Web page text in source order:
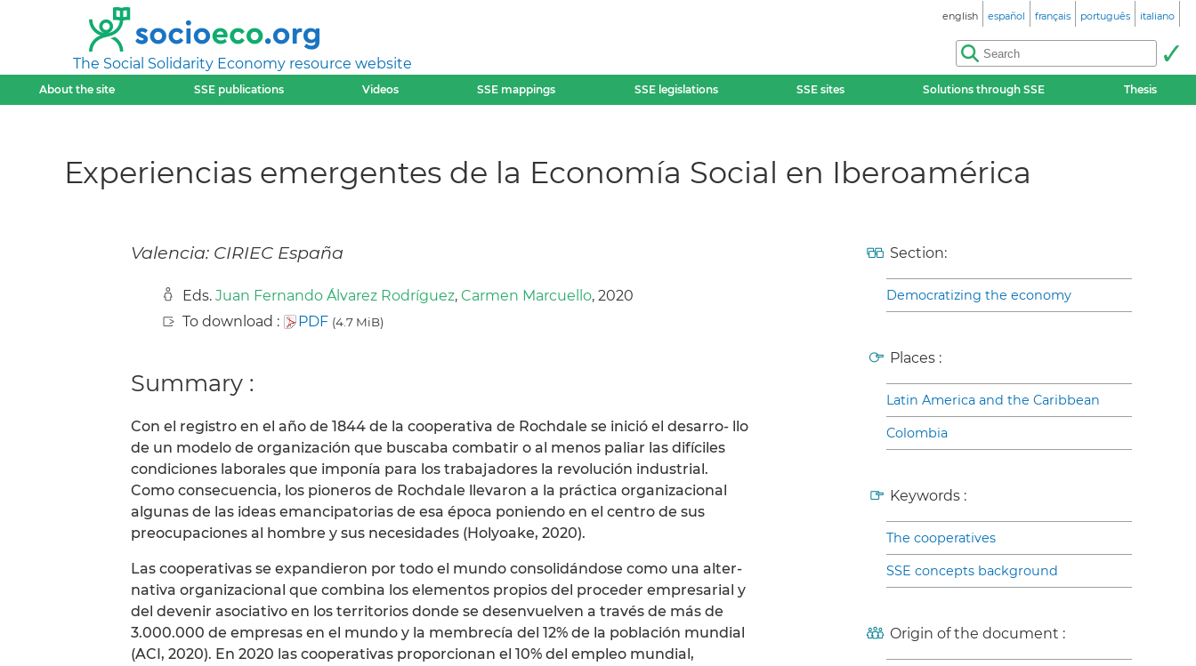
The Social Solidarity Economy resource website
english español français português italiano
About the site SSE publications Videos SSE mappings SSE legislations SSE sites Solutions through SSE Thesis
Experiencias emergentes de la Economía Social en Iberoamérica
Valencia: CIRIEC España
Eds. Juan Fernando Álvarez Rodríguez, Carmen Marcuello, 2020
To download :
PDF (4.7 MiB)
Summary :
Con el registro en el año de 1844 de la cooperativa de Rochdale se inició el desarro- llo
de un modelo de organización que buscaba combatir o al menos paliar las difíciles
condiciones laborales que imponía para los trabajadores la revolución industrial.
Como consecuencia, los pioneros de Rochdale llevaron a la práctica organizacional
algunas de las ideas emancipatorias de esa época poniendo en el centro de sus
preocupaciones al hombre y sus necesidades (Holyoake, 2020).
Las cooperativas se expandieron por todo el mundo consolidándose como una alter-
nativa organizacional que combina los elementos propios del proceder empresarial y
del devenir asociativo en los territorios donde se desenvuelven a través de más de
3.000.000 de empresas en el mundo y la membrecía del 12% de la población mundial
(ACI, 2020). En 2020 las cooperativas proporcionan el 10% del empleo mundial,
Section:
Democratizing the economy
Places :
Latin America and the Caribbean
Colombia
Keywords :
The cooperatives
SSE concepts background
Origin of the document :